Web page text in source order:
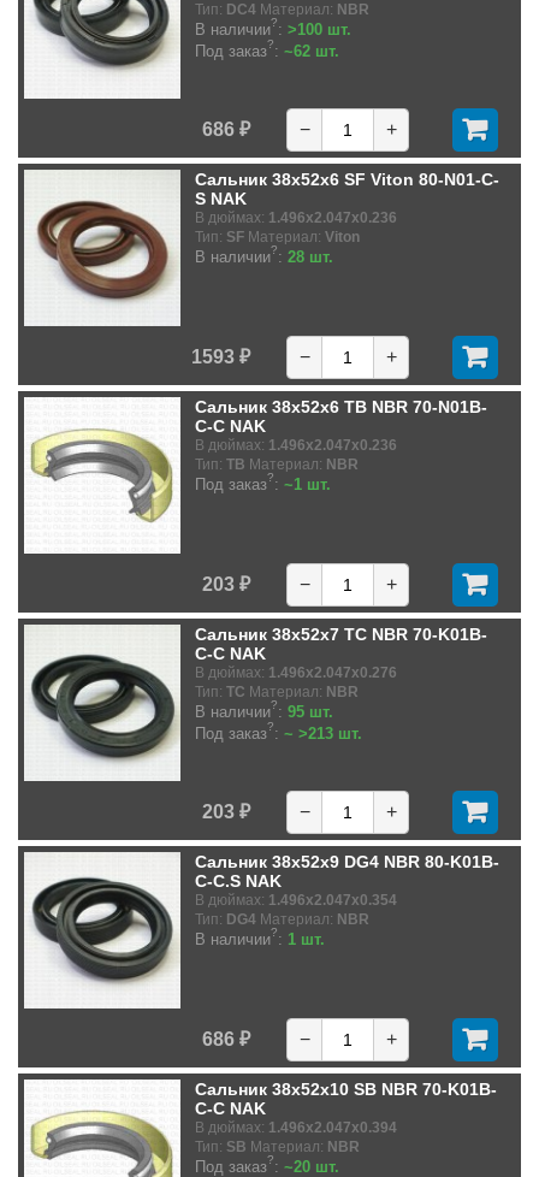
Тип: DC4 Материал: NBR
В наличии?: >100 шт.
Под заказ?: ~62 шт.
686 ₽ − +
Сальник 38x52x6 SF Viton 80-N01-C-
S NAK
В дюймах: 1.496x2.047x0.236
Тип: SF Материал: Viton
В наличии?: 28 шт.
1593 ₽ − +
Сальник 38x52x6 TB NBR 70-N01B-
C-C NAK
В дюймах: 1.496x2.047x0.236
Тип: TB Материал: NBR
Под заказ?: ~1 шт.
203 ₽ − +
Сальник 38x52x7 TC NBR 70-K01B-
C-C NAK
В дюймах: 1.496x2.047x0.276
Тип: TC Материал: NBR
В наличии?: 95 шт.
Под заказ?: ~ >213 шт.
203 ₽ − +
Сальник 38x52x9 DG4 NBR 80-K01B-
C-C.S NAK
В дюймах: 1.496x2.047x0.354
Тип: DG4 Материал: NBR
В наличии?: 1 шт.
686 ₽ − +
Сальник 38x52x10 SB NBR 70-K01B-
C-C NAK
В дюймах: 1.496x2.047x0.394
Тип: SB Материал: NBR
Под заказ?: ~20 шт.